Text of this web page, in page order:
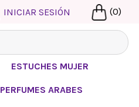
INICIAR SESIÓN (0)
ESTUCHES MUJER
PERFUMES ARABES